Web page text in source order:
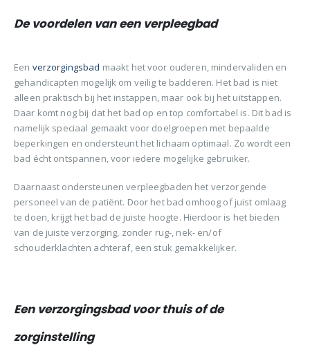
De voordelen van een verpleegbad
Een verzorgingsbad maakt het voor ouderen, mindervaliden en
gehandicapten mogelijk om veilig te badderen. Het bad is niet
alleen praktisch bij het instappen, maar ook bij het uitstappen.
Daar komt nog bij dat het bad op en top comfortabel is. Dit bad is
namelijk speciaal gemaakt voor doelgroepen met bepaalde
beperkingen en ondersteunt het lichaam optimaal. Zo wordt een
bad écht ontspannen, voor iedere mogelijke gebruiker.
Daarnaast ondersteunen verpleegbaden het verzorgende
personeel van de patiënt. Door het bad omhoog of juist omlaag
te doen, krijgt het bad de juiste hoogte. Hierdoor is het bieden
van de juiste verzorging, zonder rug-, nek- en/of
schouderklachten achteraf, een stuk gemakkelijker.
Een verzorgingsbad voor thuis of de
zorginstelling